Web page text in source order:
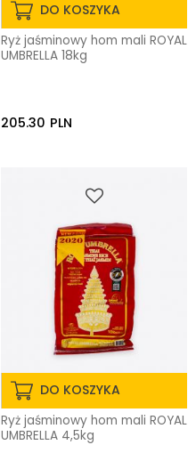
DO KOSZYKA
Ryż jaśminowy hom mali ROYAL
UMBRELLA 18kg
205.30 PLN
DO KOSZYKA
Ryż jaśminowy hom mali ROYAL
UMBRELLA 4,5kg